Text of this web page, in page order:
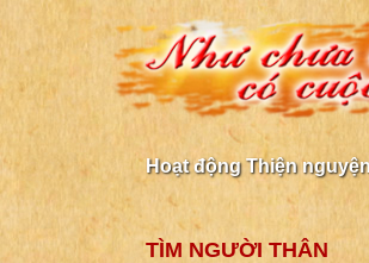
Hoạt động Thiện
TÌM NGƯỜI THÂN